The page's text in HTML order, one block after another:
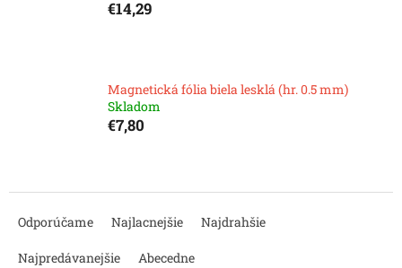
€14,29
Magnetická fólia biela lesklá (hr. 0.5 mm)
Skladom
€7,80
Odporúčame Najlacnejšie Najdrahšie
Najpredávanejšie Abecedne